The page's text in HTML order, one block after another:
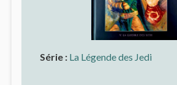
Série : La Légende des Jedi